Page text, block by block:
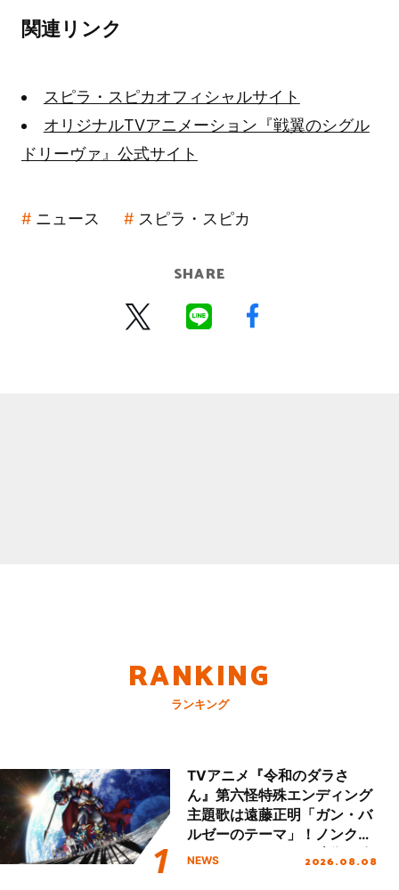
関連リンク
スピラ・スピカオフィシャルサイト
オリジナルTVアニメーション『戦翼のシグル
ドリーヴァ』公式サイト
ニュース スピラ・スピカ
SHARE
RANKING
ランキング
TVアニメ『令和のダラさ
ん』第六怪特殊エンディング
主題歌は遠藤正明「ガン・バ
ルゼーのテーマ」！ノンクレ
ジットエンディング映像も公
NEWS 2026.08.08